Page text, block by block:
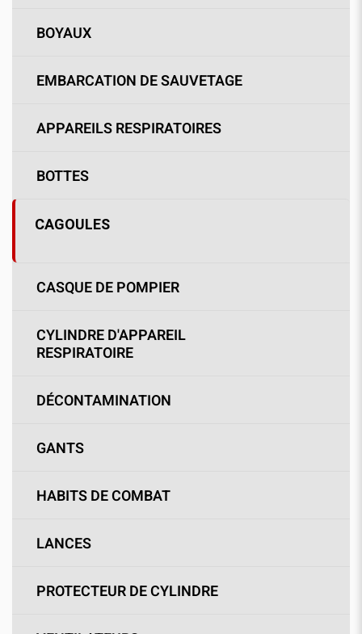
BOYAUX
EMBARCATION DE SAUVETAGE
APPAREILS RESPIRATOIRES
BOTTES
CAGOULES
CASQUE DE POMPIER
CYLINDRE D'APPAREIL
RESPIRATOIRE
DÉCONTAMINATION
GANTS
HABITS DE COMBAT
LANCES
PROTECTEUR DE CYLINDRE